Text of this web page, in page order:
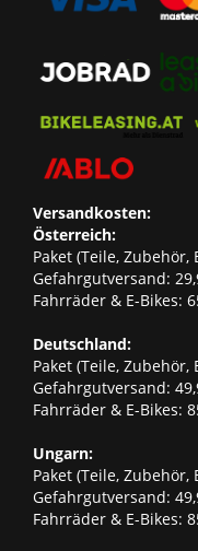
Versandkosten:
Österreich:
Paket (Teile, Zubehör,
Gefahrgutversand:
Fahrräder & E-Bikes:
Deutschland:
Paket (Teile, Zubehör,
Gefahrgutversand:
Fahrräder & E-Bikes:
Ungarn:
Paket (Teile, Zubehör,
Gefahrgutversand:
Fahrräder & E-Bikes: